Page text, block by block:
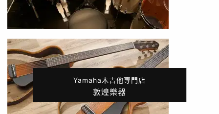
Yamaha木吉他專門店
敦煌樂器